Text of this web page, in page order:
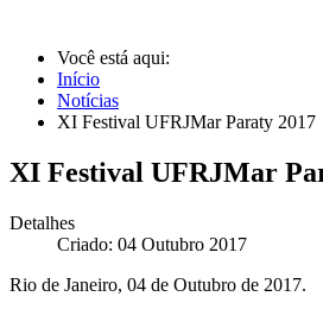
Você está aqui:
Início
Notícias
XI Festival UFRJMar Paraty 2017
XI Festival UFRJMar
Detalhes
Criado: 04 Outubro 2017
Rio de Janeiro, 04 de Outubro de 2017.